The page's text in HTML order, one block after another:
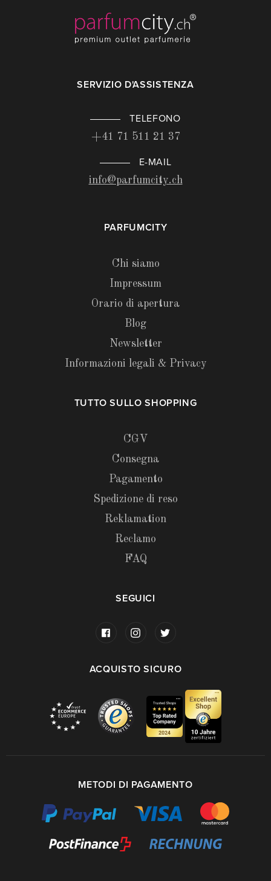
SERVIZIO D'ASSISTENZA
TELEFONO
+41 71 511 21 37
E-MAIL
info@parfumcity.ch
PARFUMCITY
Chi siamo
Impressum
Orario di apertura
Blog
Newsletter
Informazioni legali & Privacy
TUTTO SULLO SHOPPING
CGV
Consegna
Pagamento
Spedizione di reso
Reklamation
Reclamo
FAQ
SEGUICI
ACQUISTO SICURO
METODI DI PAGAMENTO